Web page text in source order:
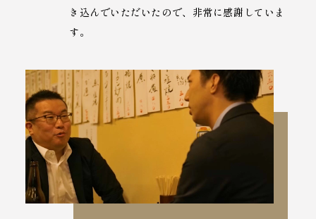
き込んでいただいたので、非常に感謝していま
す。